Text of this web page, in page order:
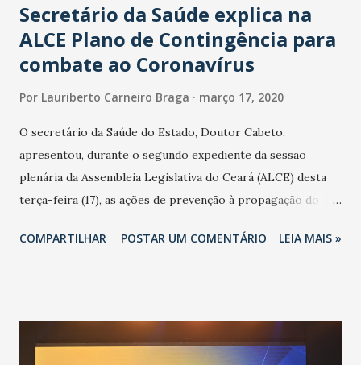
Secretário da Saúde explica na
ALCE Plano de Contingência para
combate ao Coronavírus
Por Lauriberto Carneiro Braga março 17, 2020
O secretário da Saúde do Estado, Doutor Cabeto,
apresentou, durante o segundo expediente da sessão
plenária da Assembleia Legislativa do Ceará (ALCE) desta
terça-feira (17), as ações de prevenção à propagação do
adotadas pelo Governo do Estado na contenção da
população suspeita e de cuidados com os ambientes
públicos e domiciliares. “Nós não estamos vivendo uma
COMPARTILHAR POSTAR UM COMENTÁRIO LEIA MAIS »